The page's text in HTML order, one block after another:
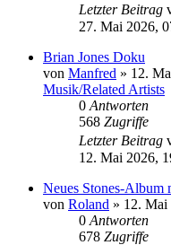
Letzter Beitrag
27. Mai 2026,
Brian Jones Doku
von Manfred » 12.
Musik/Related Artists
0 Antworten
568 Zugriffe
Letzter Beitrag
12. Mai 2026,
Neues Stones-Album
von Roland » 12. Mai
0 Antworten
678 Zugriffe